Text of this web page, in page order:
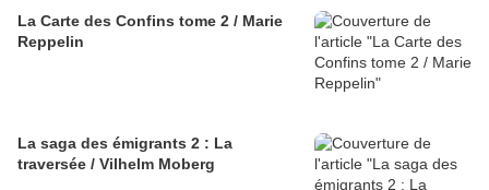
La Carte des Confins tome 2 / Marie
Reppelin
La saga des émigrants 2 : La
traversée / Vilhelm Moberg